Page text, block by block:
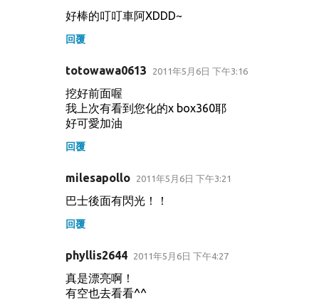
好棒的叮叮車阿XDDD~
回覆
totowawa0613 2011年5月6日 下午3:16
挖好前面喔
我上次有看到您化的x box360耶
好可愛加油
回覆
milesapollo 2011年5月6日 下午3:21
巴士後面有閃光！！
回覆
phyllis2644 2011年5月6日 下午4:27
真是漂亮啊！
有空也去看看^^